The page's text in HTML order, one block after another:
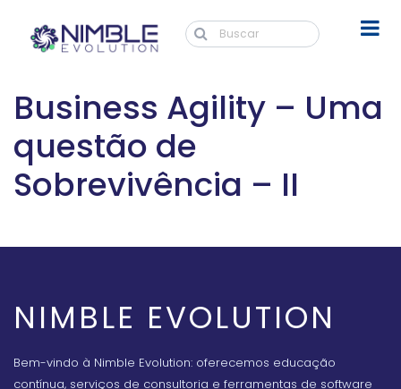
Business Agility – Uma
questão de
Sobrevivência – II
NIMBLE EVOLUTION
Bem-vindo à Nimble Evolution: oferecemos educação
contínua, serviços de consultoria e ferramentas de software